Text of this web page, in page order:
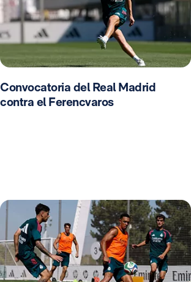
Convocatoria del Real Madrid
contra el Ferencvaros